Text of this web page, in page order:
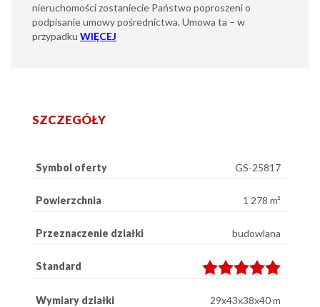
nieruchomości zostaniecie Państwo poproszeni o
podpisanie umowy pośrednictwa. Umowa ta – w
przypadku WIĘCEJ
SZCZEGÓŁY
Symbol oferty GS-25817
Powierzchnia 1 278 m²
Przeznaczenie działki budowlana
Standard
Wymiary działki 29x43x38x40 m